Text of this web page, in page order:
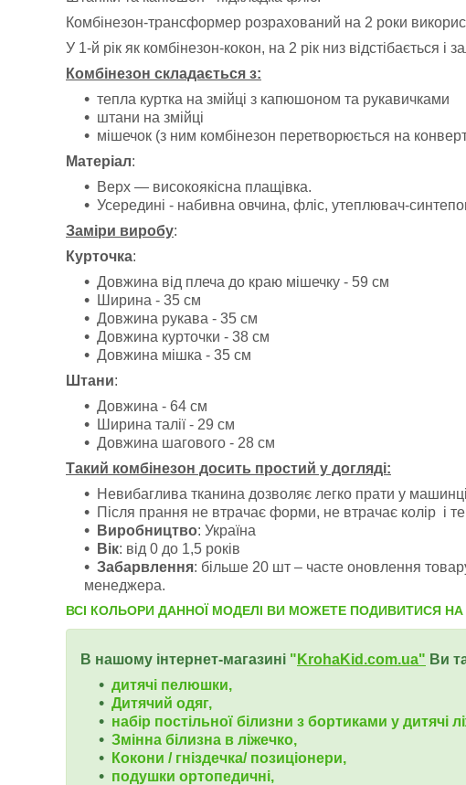
Комбінезон-трансформер розрахований на 2 роки
У 1-й рік як комбінезон-кокон, на 2 рік низ відстібається і
Комбінезон складається з:
тепла куртка на змійці з капюшоном та рукавичками
штани на змійці
мішечок (з ним комбінезон перетворюється на
Матеріал:
Верх ― високоякісна плащівка.
Усередині - набивна овчина, фліс, утеплювач-
Заміри виробу:
Курточка:
Довжина від плеча до краю мішечку - 59 см
Ширина - 35 см
Довжина рукава - 35 см
Довжина курточки - 38 см
Довжина мішка - 35 см
Штани:
Довжина - 64 см
Ширина талії - 29 см
Довжина шагового - 28 см
Такий комбінезон досить простий у догляді:
Невибаглива тканина дозволяє легко прати у
Після прання не втрачає форми, не втрачає колір і
Виробництво: Україна
Вік: від 0 до 1,5 років
Забарвлення: більше 20 шт – часте оновлення
менеджера.
ВСІ КОЛЬОРИ ДАННОЇ МОДЕЛІ ВИ МОЖЕТЕ ПОДИВИТИСЯ
В нашому інтернет-магазині " KrohaKid.com.ua" Ви
дитячі пелюшки,
Дитячий одяг,
набір постільної білизни з бортиками у дитячі
Змінна білизна в ліжечко,
Кокони / гніздечка/ позиціонери,
подушки ортопедичні,